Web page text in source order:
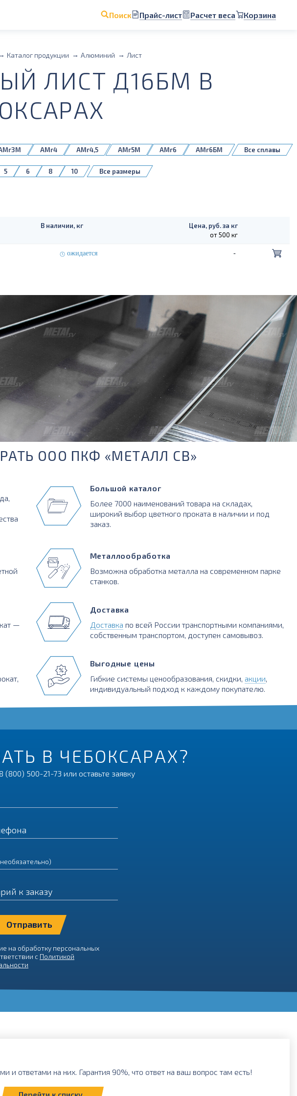
Поиск Прайс-лист Расчет веса Корзина
Каталог продукции Алюминий Лист
ЛИСТ Д16БМ В
АМг4 АМг4,5 АМг5М АМг6
АМг6БМ
Все сплавы
5 6 8 10 Все размеры
В наличии, кг
Цена, руб. за кг
от 500 кг
ожидается -
ООО ПКФ «МЕТАЛЛ СВ»
—
Большой каталог
Более 7000 наименований товара на складах,
широкий выбор цветного проката в наличии и под
заказ.
Металлообработка
Возможна обработка металла на современном парке
станков.
Доставка
Доставка по всей России транспортными компаниями,
собственным транспортом, доступен самовывоз.
Выгодные цены
Гибкие системы ценообразования, скидки, акции
индивидуальный подход к каждому покупателю.
В ЧЕБОКСАРАХ?
(800) 500-21-73 или оставьте заявку
к заказу
на обработку персональных
с Политикой
и ответами на них. Гарантия 90%, что ответ на ваш вопрос там есть!